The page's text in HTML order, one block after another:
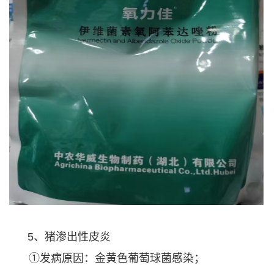
5、猪渗出性皮炎
①发病原因：金黄色葡萄球菌感染；